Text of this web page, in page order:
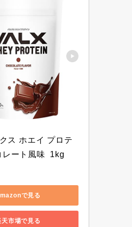
ス ホエイ プロテ
レート風味  1kg
で見る
天市場で見る